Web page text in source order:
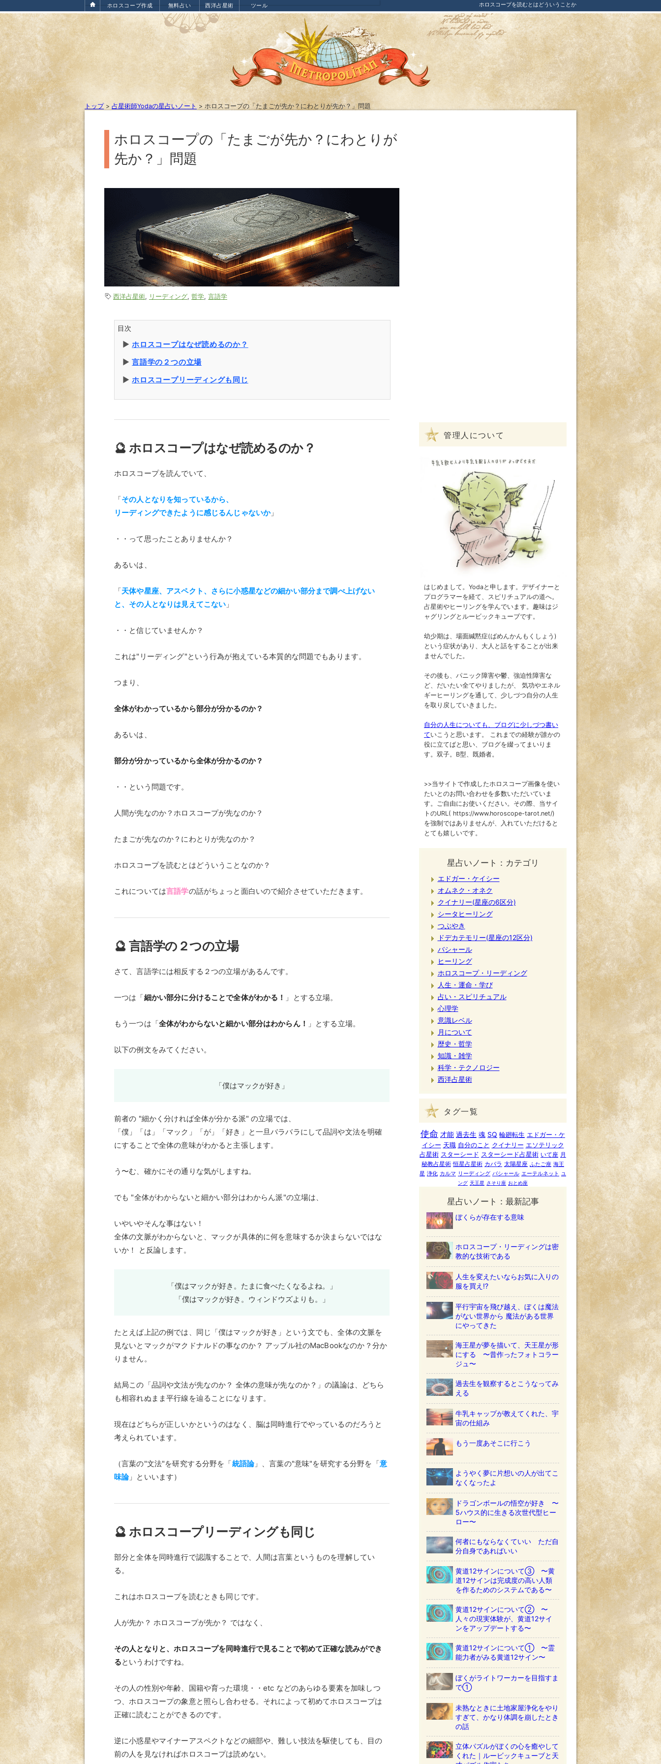
ホロスコープ作成 無料占い 西洋占星術 ツール ホロスコープを読むとはどういうことか
トップ> 占星術師Yodaの星占いノート > ホロスコープの「たまごが先か？にわとりが先か？」問題
ホロスコープの「たまごが先か？にわとりが
先か？」問題
西洋占星術, リーディング, 哲学, 言語学
目次
▶︎ホロスコープはなぜ読めるのか？
▶︎言語学の２つの立場
▶︎ホロスコープリーディングも同じ
🔮 ホロスコープはなぜ読めるのか？
ホロスコープを読んでいて、
「その人となりを知っているから、
リーディングできたように感じるんじゃないか」
・・って思ったことありませんか？
あるいは、
「天体や星座、アスペクト、さらに小惑星などの細かい部分まで調べ上げない
と、その人となりは見えてこない 」
・・と信じていませんか？
これは"リーディング"という行為が抱えている本質的な問題でもあります。
つまり、
全体がわかっているから部分が分かるのか？
あるいは、
部分が分かっているから全体が分かるのか？
・・という問題です。
人間が先なのか？ホロスコープが先なのか？
たまごが先なのか？にわとりが先なのか？
ホロスコープを読むとはどういうことなのか？
これについては言語学の話がちょっと面白いので紹介させていただきます。
🔮 言語学の２つの立場
さて、言語学には相反する２つの立場があるんです。
一つは「細かい部分に分けることで全体がわかる！ 」とする立場。
もう一つは「全体がわからないと細かい部分はわからん！ 」とする立場。
以下の例文をみてください。
「僕はマックが好き」
前者の "細かく分ければ全体が分かる派" の立場では、
「僕」「は」「マック」「が」「好き」と一旦バラバラにして品詞や文法を明確
にすることで全体の意味がわかると主張します。
う〜む、確かにその通りな気がしますね。
でも "全体がわからないと細かい部分はわからん派"の立場は、
いやいやそんな事はない！
全体の文脈がわからないと、マックが具体的に何を意味するか決まらないではな
いか！ と反論します。
「僕はマックが好き。たまに食べたくなるよね。」
「僕はマックが好き。ウィンドウズよりも。」
たとえば上記の例では、同じ「僕はマックが好き」という文でも、全体の文脈を
見ないとマックがマクドナルドの事なのか？ アップル社のMacBookなのか？分か
りません。
結局この「品詞や文法が先なのか？ 全体の意味が先なのか？」の議論は、どちら
も相容れぬまま平行線を辿ることになります。
現在はどちらが正しいかというのはなく、脳は同時進行でやっているのだろうと
考えられています。
（言葉の"文法"を研究する分野を「統語論」、言葉の"意味"を研究する分野を「意
味論」といいます）
🔮 ホロスコープリーディングも同じ
部分と全体を同時進行で認識することで、人間は言葉というものを理解してい
る。
これはホロスコープを読むときも同じです。
人が先か？ ホロスコープが先か？ ではなく、
その人となりと、ホロスコープを同時進行で見ることで初めて正確な読みができ
るというわけですね。
その人の性別や年齢、国籍や育った環境・・etc などのあらゆる要素を加味しつ
つ、ホロスコープの象意と照らし合わせる。それによって初めてホロスコープは
正確に読むことができるのです。
逆に小惑星やマイナーアスペクトなどの細部や、難しい技法を駆使しても、目の
前の人を見なければホロスコープは読めない。
管理人について
はじめまして。Yodaと申します。デザイナーと
プログラマーを経て、スピリチュアルの道へ。
占星術やヒーリングを学んでいます。趣味はジ
ャグリングとルービックキューブです。
幼少期は、場面緘黙症(ばめんかんもくしょう)
という症状があり、大人と話をすることが出来
ませんでした。
その後も、パニック障害や鬱、強迫性障害な
ど、だいたい全てやりましたが、 気功やエネル
ギーヒーリングを通して、少しづつ自分の人生
を取り戻していきました。
自分の人生についても、ブログに少しづつ書い
ていこうと思います。 これまでの経験が誰かの
役に立てばと思い、ブログを綴ってまいりま
す。双子。B型、既婚者。
>>当サイトで作成したホロスコープ画像を使い
たいとのお問い合わせを多数いただいていま
す。ご自由にお使いください。その際、当サイ
トのURL( https://www.horoscope-tarot.net/)
を強制ではありませんが、入れていただけると
とても嬉しいです。
星占いノート：カテゴリ
エドガー・ケイシー
オムネク・オネク
クイナリー(星座の6区分)
シータヒーリング
つぶやき
ドデカテモリー(星座の12区分)
バシャール
ヒーリング
ホロスコープ・リーディング
人生・運命・学び
占い・スピリチュアル
心理学
意識レベル
月について
歴史・哲学
知識・雑学
科学・テクノロジー
西洋占星術
タグ一覧
使命 才能 過去生 魂 SQ 輪廻転生 エドガー・ケ
イシー 天職 自分のこと クイナリー エソテリック
占星術 スターシード スターシード占星術 いて座 月
秘教占星術 恒星占星術 カバラ 太陽星座 ふたご座 海王
星 浄化 カルマ リーディング バシャール エーテルネット ユ
ング 天王星 さそり座 おとめ座
星占いノート：最新記事
ぼくらが存在する意味
ホロスコープ・リーディングは密
教的な技術である
人生を変えたいならお気に入りの
服を買え!?
平行宇宙を飛び越え、ぼくは魔法
がない世界から 魔法がある世界
にやってきた
海王星が夢を描いて、天王星が形
にする 〜昔作ったフォトコラー
ジュ〜
過去生を観察するとこうなってみ
える
牛乳キャップが教えてくれた、宇
宙の仕組み
もう一度あそこに行こう
ようやく夢に片想いの人が出てこ
なくなったよ
ドラゴンボールの悟空が好き 〜
5ハウス的に生きる次世代型ヒー
ロー〜
何者にもならなくていい ただ自
分自身であればいい
黄道12サインについて③ 〜黄
道12サインは完成度の高い人類
を作るためのシステムである〜
黄道12サインについて② 〜
人々の現実体験が、黄道12サイ
ンをアップデートする〜
黄道12サインについて① 〜霊
能力者がみる黄道12サイン〜
ぼくがライトワーカーを目指すま
で①
未熟なときに土地家屋浄化をやり
すぎて、かなり体調を崩したとき
の話
立体パズルがぼくの心を癒やして
くれた｜ルービックキューブと天